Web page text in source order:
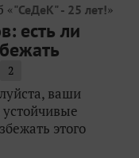
« "СеДеК" - 25 лет!»
есть ли
2
ваши
этого